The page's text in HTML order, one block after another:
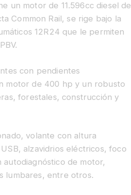
un motor de 11.596cc diesel de
Common Rail, se rige bajo la
12R24 que le permiten
con pendientes
motor de 400 hp y un robusto
forestales, construcción y
volante con altura
alzavidrios eléctricos, foco
de motor,
lumbares, entre otros.